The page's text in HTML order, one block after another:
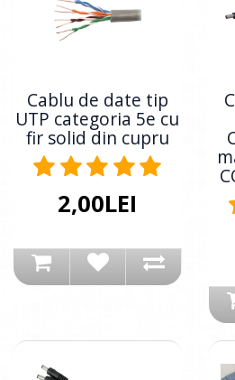
Cablu de date tip
UTP categoria 5e cu
fir solid din cupru
2,00LEI